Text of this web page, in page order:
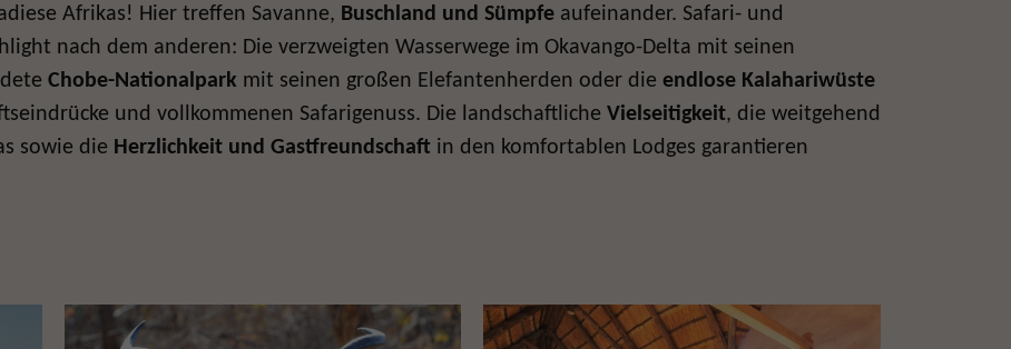
Afrikas! Hier treffen Savanne, Buschland und Sümpfe aufeinander. Safari- und
nach dem anderen: Die verzweigten Wasserwege im Okavango-Delta mit seinen
Chobe-Nationalpark mit seinen großen Elefantenherden oder die endlose Kalahariwüste
und vollkommenen Safarigenuss. Die landschaftliche Vielseitigkeit, die weitgehend
sowie die Herzlichkeit und Gastfreundschaft in den komfortablen Lodges garantieren